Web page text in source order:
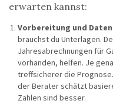
erwarten kannst:
Vorbereitung und Daten
brauchst du Unterlagen.
Jahresabrechnungen für
vorhanden, helfen. Je
treffsicherer die
der Berater schätzt
Zahlen sind besser.